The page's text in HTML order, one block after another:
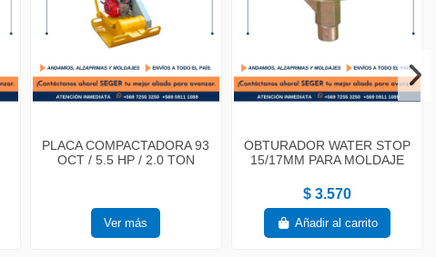
PLACA COMPACTADORA 93
OCT / 5.5 HP / 2.0 TON
Ver más
OBTURADOR WATER STOP
15/17MM PARA MOLDAJE
$ 3.570
Añadir al carrito